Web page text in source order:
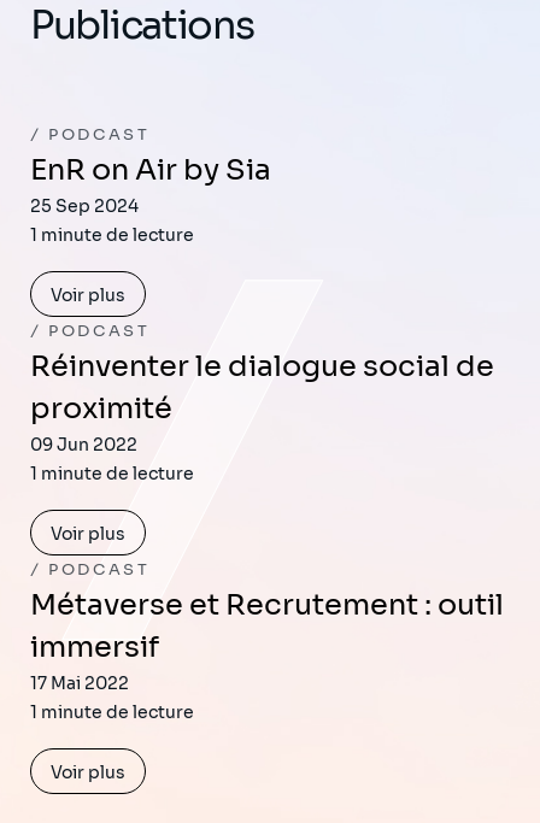
Publications
PODCAST
EnR on Air by Sia
25 Sep 2024
1 minute de lecture
Voir plus
PODCAST
Réinventer le dialogue social de
proximité
09 Jun 2022
1 minute de lecture
Voir plus
PODCAST
Métaverse et Recrutement : outil
immersif
17 Mai 2022
1 minute de lecture
Voir plus